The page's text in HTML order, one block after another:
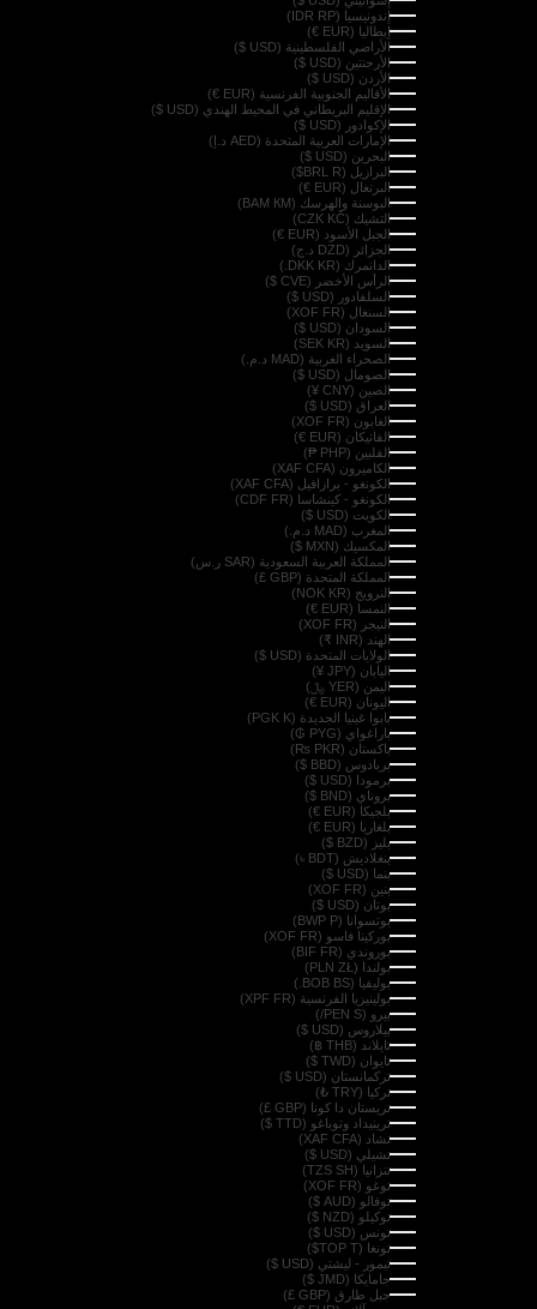
إندونيسيا (IDR RP)
إيطاليا (EUR €)
الأراضي الفلسطينية (USD $)
الأرجنتين (USD $)
الأردن (USD $)
الأقاليم الجنوبية الفرنسية (EUR €)
الإقليم البريطاني في المحيط الهندي (USD $)
الإكوادور (USD $)
الإمارات العربية المتحدة (AED د.إ)
البحرين (USD $)
البرازيل (BRL R$)
البرتغال (EUR €)
البوسنة والهرسك (BAM КМ)
التشيك (CZK KČ)
الجبل الأسود (EUR €)
الجزائر (DZD د.ج)
الدانمرك (DKK KR.)
الرأس الأخضر (CVE $)
السلفادور (USD $)
السنغال (XOF FR)
السودان (USD $)
السويد (SEK KR)
الصحراء الغربية (MAD د.م.)
الصومال (USD $)
الصين (CNY ¥)
العراق (USD $)
الغابون (XOF FR)
الفاتيكان (EUR €)
الفلبين (PHP ₱)
الكاميرون (XAF CFA)
الكونغو - برازافيل (XAF CFA)
الكونغو - كينشاسا (CDF FR)
الكويت (USD $)
المغرب (MAD د.م.)
المكسيك (MXN $)
المملكة العربية السعودية (SAR ر.س)
المملكة المتحدة (GBP £)
النرويج (NOK KR)
النمسا (EUR €)
النيجر (XOF FR)
الهند (INR ₹)
الولايات المتحدة (USD $)
اليابان (JPY ¥)
اليمن (YER ﷼)
اليونان (EUR €)
بابوا غينيا الجديدة (PGK K)
باراغواي (PYG ₲)
باكستان (PKR ₨)
بربادوس (BBD $)
برمودا (USD $)
بروناي (BND $)
بلجيكا (EUR €)
بلغاريا (EUR €)
بليز (BZD $)
بنغلاديش (BDT ৳)
بنما (USD $)
بنين (XOF FR)
بوتان (USD $)
بوتسوانا (BWP P)
بوركينا فاسو (XOF FR)
بوروندي (BIF FR)
بولندا (PLN ZŁ)
بوليفيا (BOB BS.)
بولينيزيا الفرنسية (XPF FR)
بيرو (PEN S/)
بيلاروس (USD $)
تايلاند (THB ฿)
تايوان (TWD $)
تركمانستان (USD $)
تركيا (TRY ₺)
تريستان دا كونا (GBP £)
ترينيداد وتوباغو (TTD $)
تشاد (XAF CFA)
تشيلي (USD $)
تنزانيا (TZS SH)
توغو (XOF FR)
توفالو (AUD $)
توكيلو (NZD $)
تونس (USD $)
تونغا (TOP T$)
تيمور - ليشتي (USD $)
جامايكا (JMD $)
جبل طارق (GBP £)